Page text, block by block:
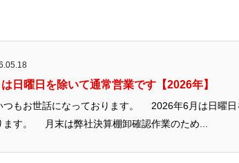
日曜日を除いて通常営業です【2026年】
もお世話になっております。 2026年6月は日曜日
ます。 月末は弊社決算棚卸確認作業のため...